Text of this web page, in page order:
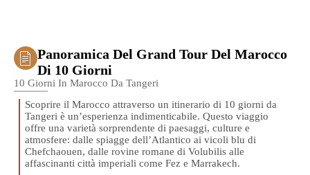
Panoramica Del Grand Tour Del Marocco
Di 10 Giorni
10 Giorni In Marocco Da Tangeri
Scoprire il Marocco attraverso un itinerario di 10 giorni da
Tangeri è un’esperienza indimenticabile. Questo viaggio
offre una varietà sorprendente di paesaggi, culture e
atmosfere: dalle spiagge dell’Atlantico ai vicoli blu di
Chefchaouen, dalle rovine romane di Volubilis alle
affascinanti città imperiali come Fez e Marrakech.